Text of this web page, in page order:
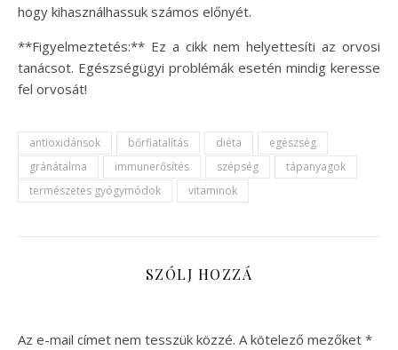
hogy kihasználhassuk számos előnyét.
**Figyelmeztetés:** Ez a cikk nem helyettesíti az orvosi
tanácsot. Egészségügyi problémák esetén mindig keresse
fel orvosát!
antioxidánsok bőrfiatalítás diéta
egészség
gránátalma
immunerősítés szépség
tápanyagok
természetes gyógymódok
vitaminok
SZÓLJ HOZZÁ
Az e-mail címet nem tesszük közzé. A kötelező mezőket *